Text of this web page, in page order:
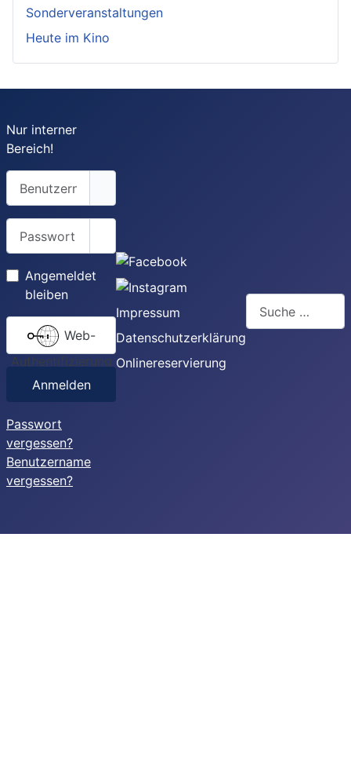
Sonderveranstaltungen
Heute im Kino
Nur interner
Bereich!
Benutzername
Angemeldet
bleiben
Authentifizierung
Anmelden
Passwort
vergessen?
Benutzername
vergessen?
Impressum
Datenschutzerklärung
Onlinereservierung